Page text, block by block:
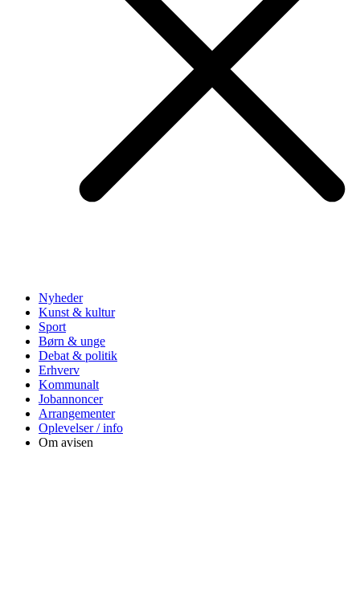
Nyheder
Kunst & kultur
Sport
Børn & unge
Debat & politik
Erhverv
Kommunalt
Jobannoncer
Arrangementer
Oplevelser / info
Om avisen